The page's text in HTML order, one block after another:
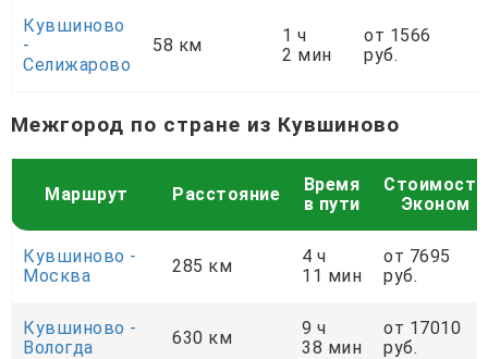
Кувшиново
-
Селижарово
58 км
1 ч
2 мин
от 1566
руб.
Межгород по стране из Кувшиново
Маршрут Расстояние
Время
в пути
Стоимость
Эконом
Кувшиново -
Москва
285 км
4 ч
11 мин
от 7695
руб.
Кувшиново -
Вологда
630 км
9 ч
38 мин
от 17010
руб.